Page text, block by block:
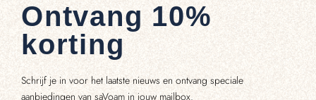
Ontvang 10%
korting
Schrijf je in voor het laatste nieuws en ontvang speciale
aanbiedingen van saVoam in jouw mailbox.